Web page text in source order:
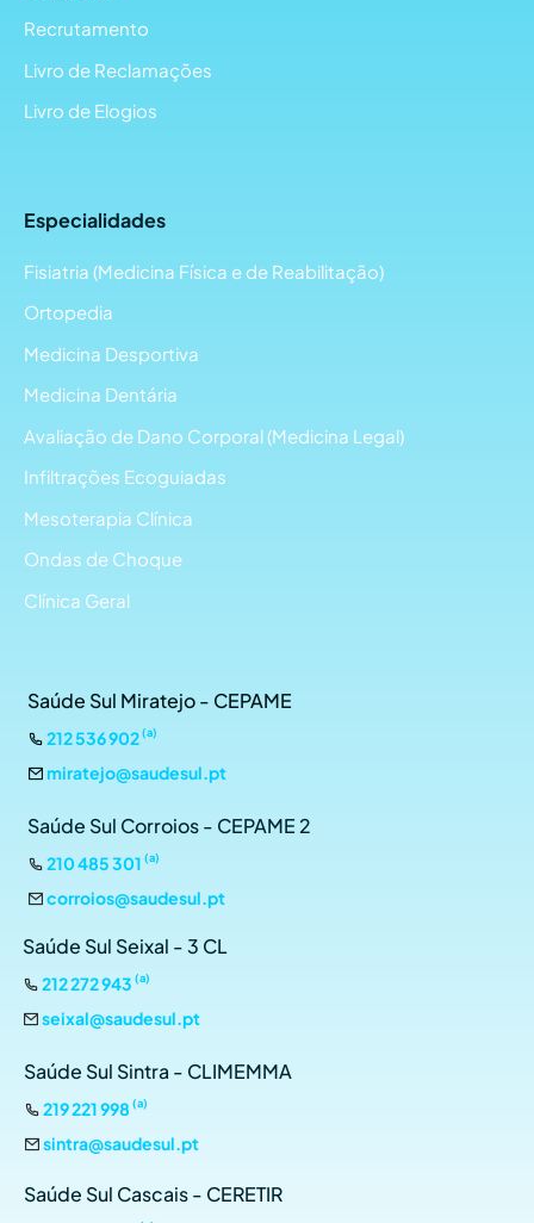
Recrutamento
Livro de Reclamações
Livro de Elogios
Especialidades
Fisiatria (Medicina Física e de Reabilitação)
Ortopedia
Medicina Desportiva
Medicina Dentária
Avaliação de Dano Corporal (Medicina Legal)
Infiltrações Ecoguiadas
Mesoterapia Clínica
Ondas de Choque
Clínica Geral
Saúde Sul Miratejo - CEPAME
212 536 902(a)
miratejo@saudesul.pt
Saúde Sul Corroios - CEPAME 2
210 485 301 (a)
corroios@saudesul.pt
Saúde Sul Seixal - 3 CL
212 272 943 (a)
seixal@saudesul.pt
Saúde Sul Sintra - CLIMEMMA
219 221 998 (a)
sintra@saudesul.pt
Saúde Sul Cascais - CERETIR